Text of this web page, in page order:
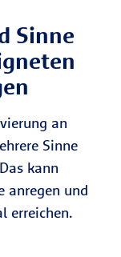
Sinne
an
Sinne
kann
anregen und
erreichen.